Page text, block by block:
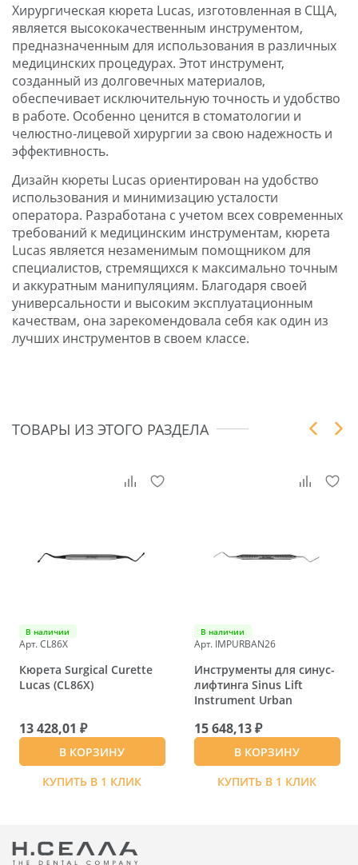
Хирургическая кюрета Lucas, изготовленная в СЩА,
является высококачественным инструментом,
предназначенным для использования в различных
медицинских процедурах. Этот инструмент,
созданный из долговечных материалов,
обеспечивает исключительную точность и удобство
в работе. Особенно ценится в стоматологии и
челюстно-лицевой хирургии за свою надежность и
эффективность.
Дизайн кюреты Lucas ориентирован на удобство
использования и минимизацию усталости
оператора. Разработана с учетом всех современных
требований к медицинским инструментам, кюрета
Lucas является незаменимым помощником для
специалистов, стремящихся к максимально точным
и аккуратным манипуляциям. Благодаря своей
универсальности и высоким эксплуатационным
качествам, она зарекомендовала себя как один из
лучших инструментов в своем классе.
ТОВАРЫ ИЗ ЭТОГО РАЗДЕЛА
В наличии
Арт. CL86X
Кюрета Surgical Curette
Lucas (CL86X)
13 428,01 ₽
В КОРЗИНУ
КУПИТЬ В 1 КЛИК
В наличии
Арт. IMPURBAN26
Инструменты для синус-
лифтинга Sinus Lift
Instrument Urban
15 648,13 ₽
В КОРЗИНУ
КУПИТЬ В 1 КЛИК